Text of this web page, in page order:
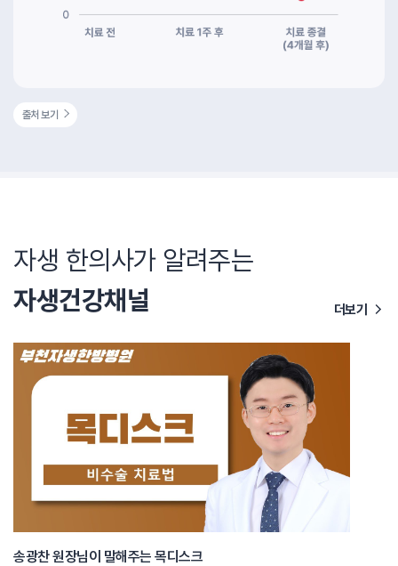
출처 보기
자생 한의사가 알려주는
자생건강채널
더보기
송광찬 원장님이 말해주는 목디스크